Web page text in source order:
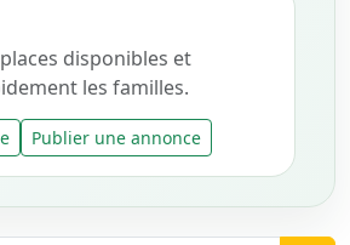
disponibles et
les familles.
Publier une annonce